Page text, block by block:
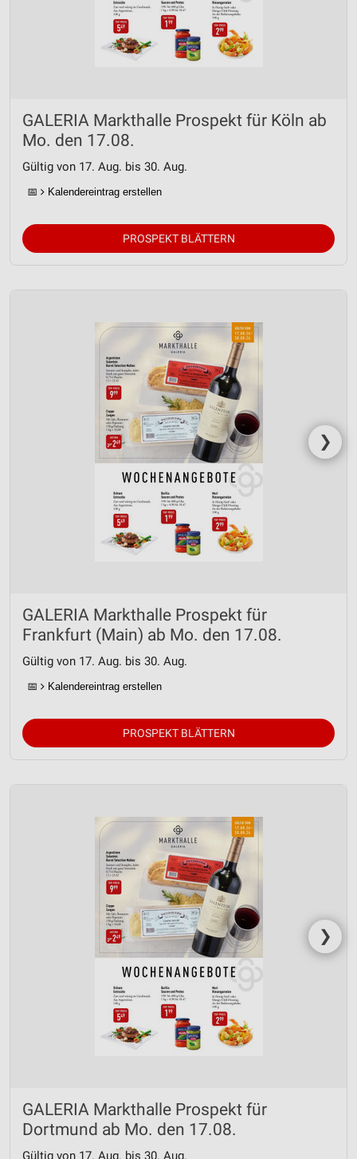
GALERIA Markthalle Prospekt für Köln ab
Mo. den 17.08.
Gültig von 17. Aug. bis 30. Aug.
📅 Kalendereintrag erstellen
PROSPEKT BLÄTTERN
❯
GALERIA Markthalle Prospekt für
Frankfurt (Main) ab Mo. den 17.08.
Gültig von 17. Aug. bis 30. Aug.
📅 Kalendereintrag erstellen
PROSPEKT BLÄTTERN
❯
GALERIA Markthalle Prospekt für
Dortmund ab Mo. den 17.08.
Gültig von 17. Aug. bis 30. Aug.